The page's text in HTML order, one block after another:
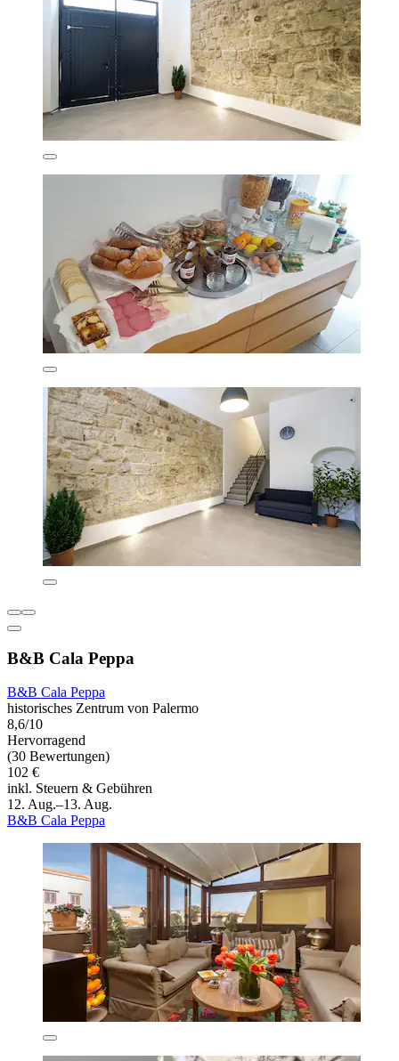
B&B Cala Peppa
B&B Cala Peppa
historisches Zentrum von Palermo
8,6/10
Hervorragend
(30 Bewertungen)
102 €
inkl. Steuern & Gebühren
12. Aug.–13. Aug.
B&B Cala Peppa